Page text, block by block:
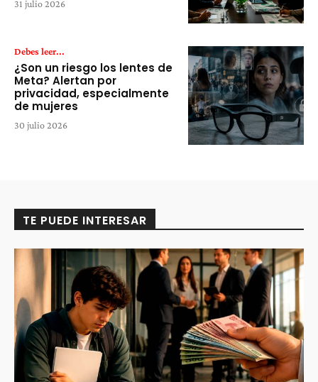
31 julio 2026
Debes leer...
¿Son un riesgo los lentes de
Meta? Alertan por
privacidad, especialmente
de mujeres
30 julio 2026
TE PUEDE INTERESAR